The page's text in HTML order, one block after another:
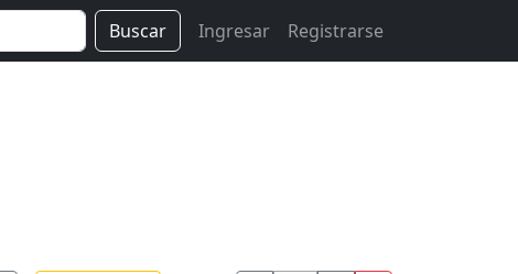
Buscar Ingresar Registrarse